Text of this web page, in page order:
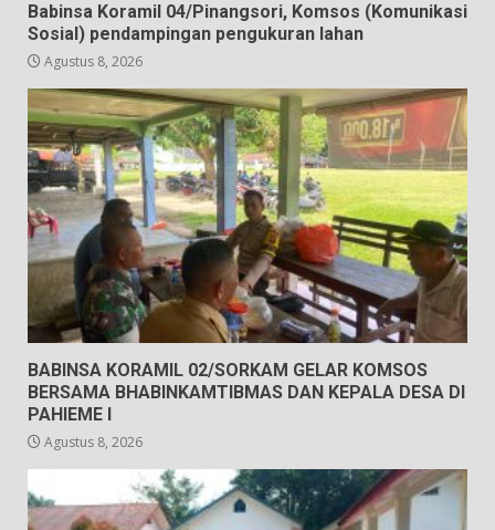
Babinsa Koramil 04/Pinangsori, Komsos (Komunikasi
Sosial) pendampingan pengukuran lahan
Agustus 8, 2026
BABINSA KORAMIL 02/SORKAM GELAR KOMSOS
BERSAMA BHABINKAMTIBMAS DAN KEPALA DESA DI
PAHIEME I
Agustus 8, 2026